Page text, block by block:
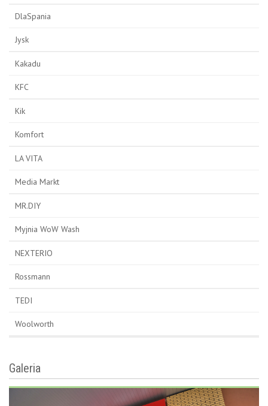
DlaSpania
Jysk
Kakadu
KFC
Kik
Komfort
LA VITA
Media Markt
MR.DIY
Myjnia WoW Wash
NEXTERIO
Rossmann
TEDI
Woolworth
Galeria